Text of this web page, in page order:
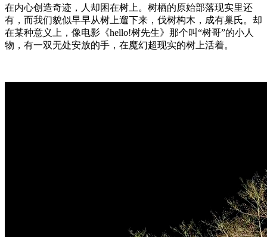
在内心创造奇迹，人却困在树上。树栖的原始部落现实里还
有，而我们貌似早早从树上遛下来，伐树构木，成有巢氏。却
在某种意义上，像电影《hello!树先生》那个叫“树哥”的小人
物，有一双无处安放的手，在魔幻超现实的树上活着。